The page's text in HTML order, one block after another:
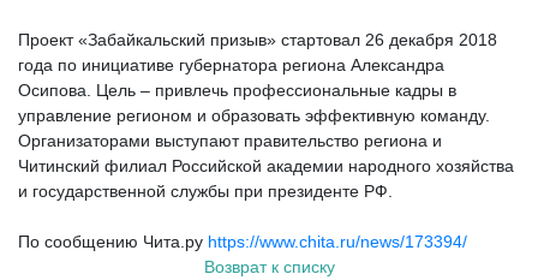
Проект «Забайкальский призыв» стартовал 26 декабря 2018
года по инициативе губернатора региона Александра
Осипова. Цель – привлечь профессиональные кадры в
управление регионом и образовать эффективную команду.
Организаторами выступают правительство региона и
Читинский филиал Российской академии народного хозяйства
и государственной службы при президенте РФ.
По сообщению Чита.ру https://www.chita.ru/news/173394/
Возврат к списку